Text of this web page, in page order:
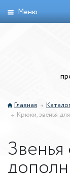
Меню
Главная
Крюки, звенья